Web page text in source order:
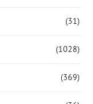
(31)
(1028)
(369)